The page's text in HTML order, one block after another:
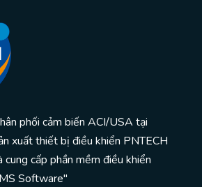
phối cảm biến ACI/USA tại
xuất thiết bị điều khiển PNTECH
cung cấp phần mềm điều khiển
Software"